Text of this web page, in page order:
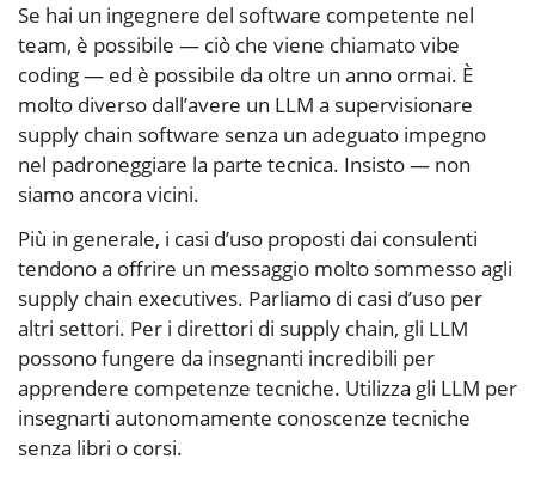
Se hai un ingegnere del software competente nel
team, è possibile — ciò che viene chiamato vibe
coding — ed è possibile da oltre un anno ormai. È
molto diverso dall’avere un LLM a supervisionare
supply chain software senza un adeguato impegno
nel padroneggiare la parte tecnica. Insisto — non
siamo ancora vicini.
Più in generale, i casi d’uso proposti dai consulenti
tendono a offrire un messaggio molto sommesso agli
supply chain executives. Parliamo di casi d’uso per
altri settori. Per i direttori di supply chain, gli LLM
possono fungere da insegnanti incredibili per
apprendere competenze tecniche. Utilizza gli LLM per
insegnarti autonomamente conoscenze tecniche
senza libri o corsi.